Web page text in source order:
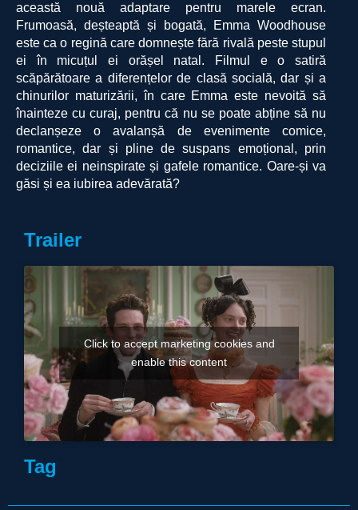
această nouă adaptare pentru marele ecran.
Frumoasă, deșteaptă și bogată, Emma Woodhouse
este ca o regină care domnește fără rivală peste stupul
ei în micuțul ei orășel natal. Filmul e o satiră
scăpărătoare a diferențelor de clasă socială, dar și a
chinurilor maturizării, în care Emma este nevoită să
înainteze cu curaj, pentru că nu se poate abține să nu
declanșeze o avalanșă de evenimente comice,
romantice, dar și pline de suspans emoțional, prin
deciziile ei neinspirate și gafele romantice. Oare-și va
găsi și ea iubirea adevărată?
Trailer
Click to accept marketing cookies and
enable this content
Tag